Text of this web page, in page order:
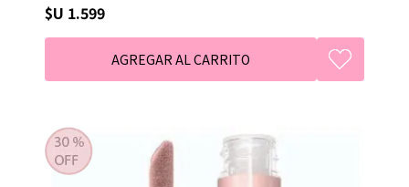
brillo. Luminosidad extrema intensidad del color
protegida en el tiempo, cabello revitalizando y
brillante como diamantes. Revela la novedosa
tecnología para el cuidado del cabello, aportando
como una estrella. Vuelve a sentir ese esplendor en
tu cabello.
$U 1.599